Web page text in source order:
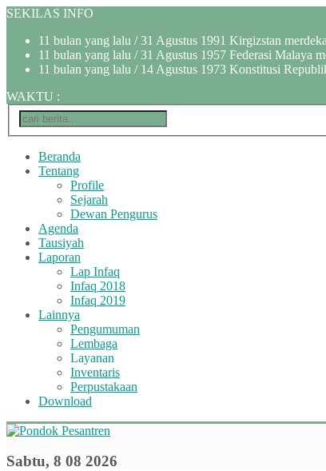
SEKILAS INFO
11 bulan yang lalu / 31 Agustus 1991 Kirgizstan
11 bulan yang lalu / 31 Agustus 1957 Federasi Malaya
11 bulan yang lalu / 14 Agustus 1973 Konstitusi
WAKTU :
Beranda
Tentang
Profile
Sejarah
Dewan Pengurus
Agenda
Tausiyah
Laporan
Lap Infaq
Infaq 2018
Infaq 2019
Lainnya
Pengumuman
Lembaga
Layanan
Inventaris
Perpustakaan
Download
Sabtu, 8 08 2026